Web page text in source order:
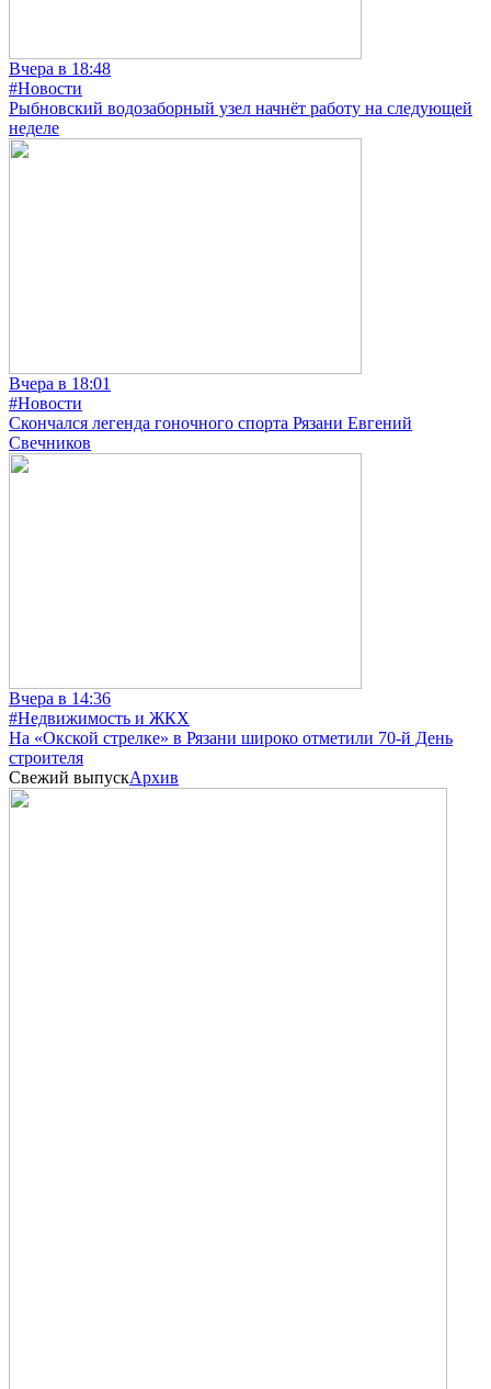
Вчера в 18:48
#Новости
Рыбновский водозаборный узел начнёт работу на следующей
неделе
Вчера в 18:01
#Новости
Скончался легенда гоночного спорта Рязани Евгений
Свечников
Вчера в 14:36
#Недвижимость и ЖКХ
На «Окской стрелке» в Рязани широко отметили 70-й День
строителя
Свежий выпускАрхив